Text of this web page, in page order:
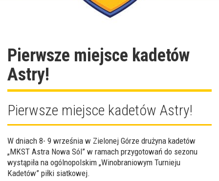
Pierwsze miejsce kadetów
Astry!
Pierwsze miejsce kadetów Astry!
W dniach 8- 9 września w Zielonej Górze drużyna kadetów
„MKST Astra Nowa Sól” w ramach przygotowań do sezonu
wystąpiła na ogólnopolskim „Winobraniowym Turnieju
Kadetów” piłki siatkowej.